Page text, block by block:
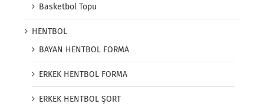
Basketbol Topu
HENTBOL
BAYAN HENTBOL FORMA
ERKEK HENTBOL FORMA
ERKEK HENTBOL ŞORT